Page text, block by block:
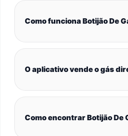
Como funciona Botijão De
O aplicativo vende o gás
Como encontrar Botijão De